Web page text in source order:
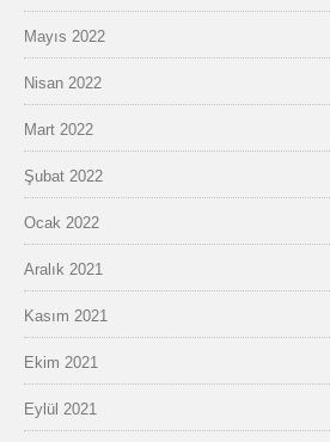
Mayıs 2022
Nisan 2022
Mart 2022
Şubat 2022
Ocak 2022
Aralık 2021
Kasım 2021
Ekim 2021
Eylül 2021